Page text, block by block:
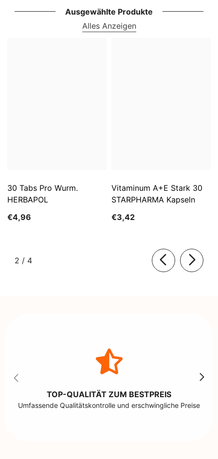
Ausgewählte Produkte
Alles Anzeigen
30 Tabs Pro Wurm.
HERBAPOL
€4,96
Vitaminum A+E Stark 30
STARPHARMA Kapseln
€3,42
2 / von
4
TOP-QUALITÄT ZUM BESTPREIS
Umfassende Qualitätskontrolle und erschwingliche Preise